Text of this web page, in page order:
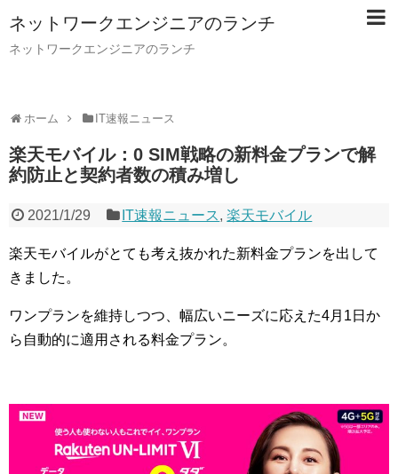
ネットワークエンジニアのランチ
ネットワークエンジニアのランチ
ホーム IT速報ニュース
楽天モバイル：0 SIM戦略の新料金プランで解
約防止と契約者数の積み増し
2021/1/29 IT速報ニュース,楽天モバイル
楽天モバイルがとても考え抜かれた新料金プランを出して
きました。
ワンプランを維持しつつ、幅広いニーズに応えた4月1日か
ら自動的に適用される料金プラン。